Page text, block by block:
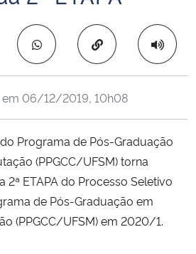
Inovações e Comunicações
Copiar para área
06/12/2019, 10h08
Programa de Pós-Graduação
(PPGCC/UFSM) torna
ETAPA do Processo Seletivo
de Pós-Graduação em
(PPGCC/UFSM) em 2020/1.